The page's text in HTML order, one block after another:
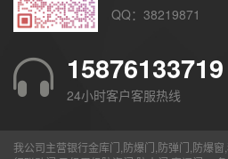
QQ：38219871
15876133719
24小时客户客服热线
我公司主营银行金库门,防爆门,防弹门,防爆